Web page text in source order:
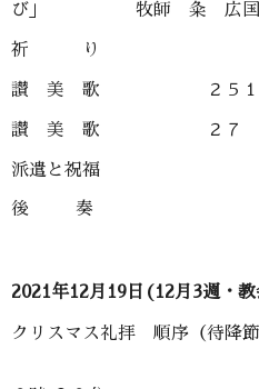
び」 牧師 粂 広国
祈 り
讃 美 歌 ２５１
讃 美 歌 ２７
派遣と祝福
後 奏
2021年12月19日(12月3週・
クリスマス礼拝 順序（待降節
開 会